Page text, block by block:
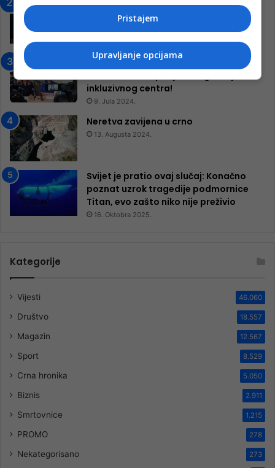
Nogometaši Igmana iznenadili
Konjičanke cvijećem i besplatnim
ulazom na utakmicu
7. Marta 2025.
Jablanica: “Budi mi prijatelj” –
inkluzivnog centra!
9. Jula 2024.
Neretva zavijena u crno
13. Augusta 2024.
Svijet je pratio ovaj slučaj: Konačno
poznat uzrok tragedije podmornice
Titan, evo zašto niko nije preživio
16. Oktobra 2025.
Kategorije
Vijesti 46.060
Društvo 18.557
Magazin 12.567
Sport 8.529
Crna hronika 5.050
Biznis 2.911
Smrtovnice 1.215
PROMO 278
Nekategorisano 273
Pristajem
Upravljanje opcijama